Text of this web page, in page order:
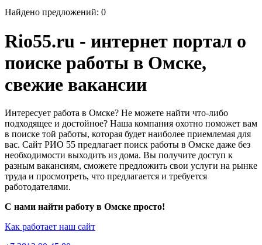
Найдено предложений: 0
Rio55.ru - интернет портал о
поиске работы в Омске,
свежие вакансии
Интересует работа в Омске? Не можете найти что-либо
подходящее и достойное? Наша компания охотно поможет вам
в поиске той работы, которая будет наиболее приемлемая для
вас. Сайт РИО 55 предлагает поиск работы в Омске даже без
необходимости выходить из дома. Вы получите доступ к
разным вакансиям, сможете предложить свои услуги на рынке
труда и просмотреть, что предлагается и требуется
работодателями.
С нами найти работу в Омске просто!
Как работает наш сайт